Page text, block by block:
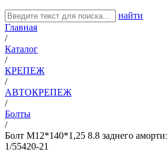
найти
Главная
/
Каталог
/
КРЕПЕЖ
/
АВТОКРЕПЕЖ
/
Болты
/
Болт М12*140*1,25 8.8 заднего
1/55420-21